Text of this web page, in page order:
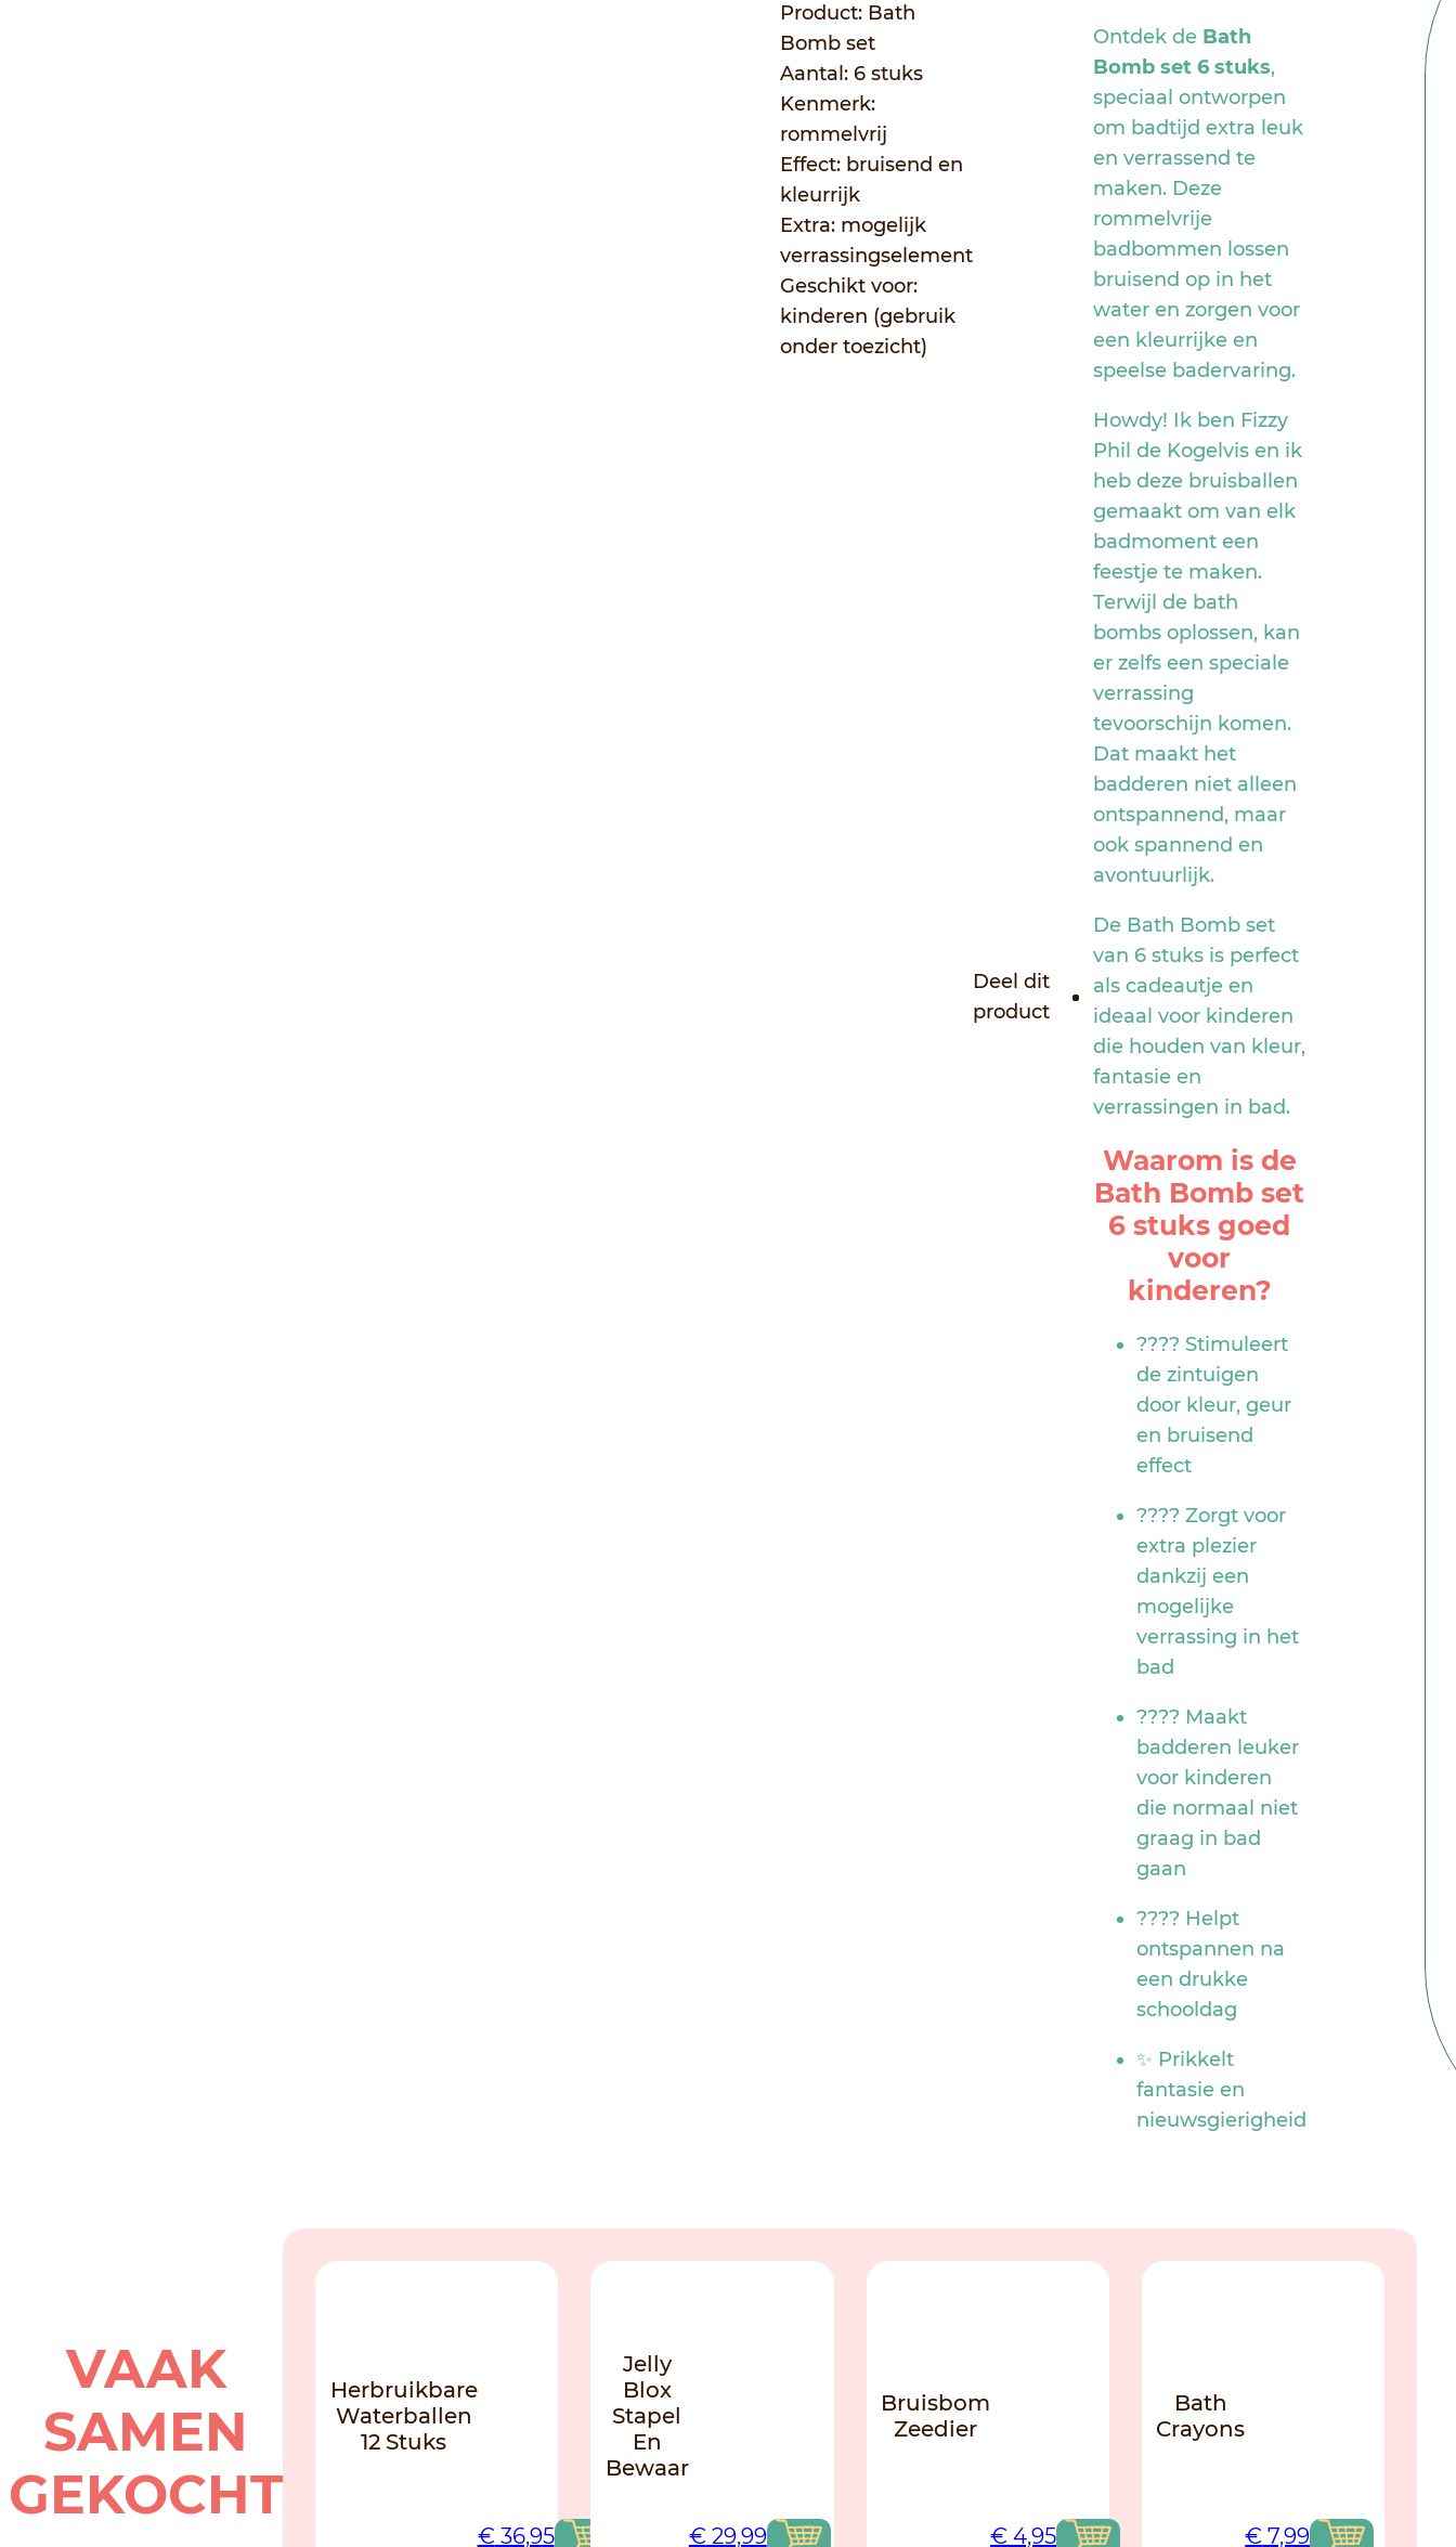
Product: Bath
Bomb set
Aantal: 6 stuks
Kenmerk:
rommelvrij
Effect: bruisend en
kleurrijk
Extra: mogelijk
verrassingselement
Geschikt voor:
kinderen (gebruik
onder toezicht)
Deel dit
product
Ontdek de Bath
Bomb set 6 stuks,
speciaal ontworpen
om badtijd extra leuk
en verrassend te
maken. Deze
rommelvrije
badbommen lossen
bruisend op in het
water en zorgen voor
een kleurrijke en
speelse badervaring.
Howdy! Ik ben Fizzy
Phil de Kogelvis en ik
heb deze bruisballen
gemaakt om van elk
badmoment een
feestje te maken.
Terwijl de bath
bombs oplossen, kan
er zelfs een speciale
verrassing
tevoorschijn komen.
Dat maakt het
badderen niet alleen
ontspannend, maar
ook spannend en
avontuurlijk.
De Bath Bomb set
van 6 stuks is perfect
als cadeautje en
ideaal voor kinderen
die houden van kleur,
fantasie en
verrassingen in bad.
Waarom is de
Bath Bomb set
6 stuks goed
voor
kinderen?
???? Stimuleert
de zintuigen
door kleur, geur
en bruisend
effect
???? Zorgt voor
extra plezier
dankzij een
mogelijke
verrassing in het
bad
???? Maakt
badderen leuker
voor kinderen
die normaal niet
graag in bad
gaan
???? Helpt
ontspannen na
een drukke
schooldag
✨ Prikkelt
fantasie en
nieuwsgierigheid
6
VAAK
SAMEN
GEKOCHT
Herbruikbare
Waterballen
12 Stuks
€ 36,95
Jelly
Blox
Stapel
En
Bewaar
€ 29,99
Bruisbom
Zeedier
€ 4,95
Bath
Crayons
€ 7,99